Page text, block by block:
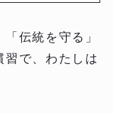
伝統を守る」
習で、わたしは